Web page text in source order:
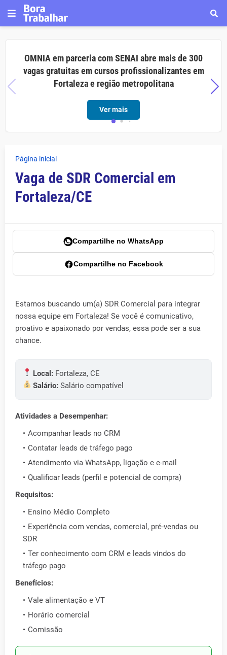
OMNIA em parceria com SENAI abre mais de 300
vagas gratuitas em cursos profissionalizantes em
Fortaleza e região metropolitana
Ver mais
Página inicial
Vaga de SDR Comercial em
Fortaleza/CE
Compartilhe no WhatsApp
Compartilhe no Facebook
Estamos buscando um(a) SDR Comercial para integrar
nossa equipe em Fortaleza! Se você é comunicativo,
proativo e apaixonado por vendas, essa pode ser a sua
chance.
Local: Fortaleza, CE
Salário: Salário compatível
Atividades a Desempenhar:
Acompanhar leads no CRM
Contatar leads de tráfego pago
Atendimento via WhatsApp, ligação e e-mail
Qualificar leads (perfil e potencial de compra)
Requisitos:
Ensino Médio Completo
Experiência com vendas, comercial, pré-vendas ou
SDR
Ter conhecimento com CRM e leads vindos do
tráfego pago
Benefícios:
Vale alimentação e VT
Horário comercial
Comissão